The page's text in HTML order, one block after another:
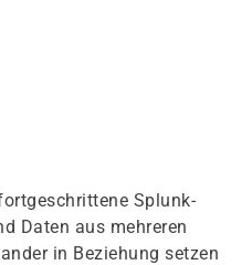
Splunk-
Daten aus mehreren
in Beziehung setzen